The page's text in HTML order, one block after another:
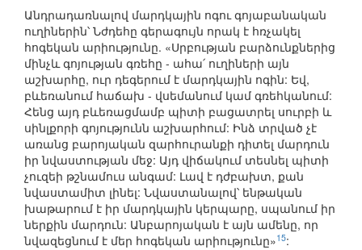
Անդրադառնալով մարդկային ոգու գոյաբանական
ուղիներին՝ Նժդեհը գերագույն որակ է հռչակել
հոգեկան արիությունը. «Սրբության բարձունքներից
մինչև գոյության գռեհը - ահա՛ ուղիների այն
աշխարհը, ուր դեգերում է մարդկային ոգին: Եվ,
բևեռանում հաճախ - վսեմանում կամ գռեհկանում:
Հենց այդ բևեռացմամբ պիտի բացատրել սուրբի և
սինլքորի գոյությունն աշխարհում: Ինձ տրված չէ
առանց բարոյական զարհուրանքի դիտել մարդուն
իր նվաստության մեջ: Այդ վիճակում տեսնել պիտի
չուզեի թշնամուս անգամ: Լավ է դժբախտ, քան
նվաստամիտ լինել: Նվաստանալով՝ ենթական
խաթարում է իր մարդկային կերպարը, սպանում իր
ներքին մարդուն: Անբարոյական է այն ամենը, որ
նվազեցնում է մեր հոգեկան արիությունը»15: